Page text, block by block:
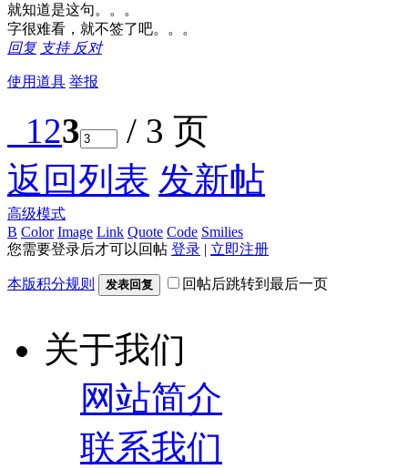
就知道是这句。。。
字很难看，就不签了吧。。。
回复 支持 反对
使用道具 举报
123
/ 3 页
返回列表 发新帖
高级模式
B Color Image Link Quote Code Smilies
您需要登录后才可以回帖 登录 立即注册
本版积分规则 发表回复 回帖后跳转到最后一页
关于我们
网站简介
联系我们